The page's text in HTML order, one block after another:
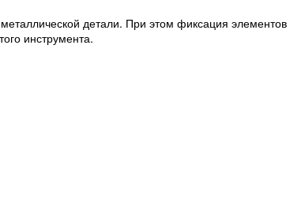
детали. При этом фиксация элементов
инструмента.